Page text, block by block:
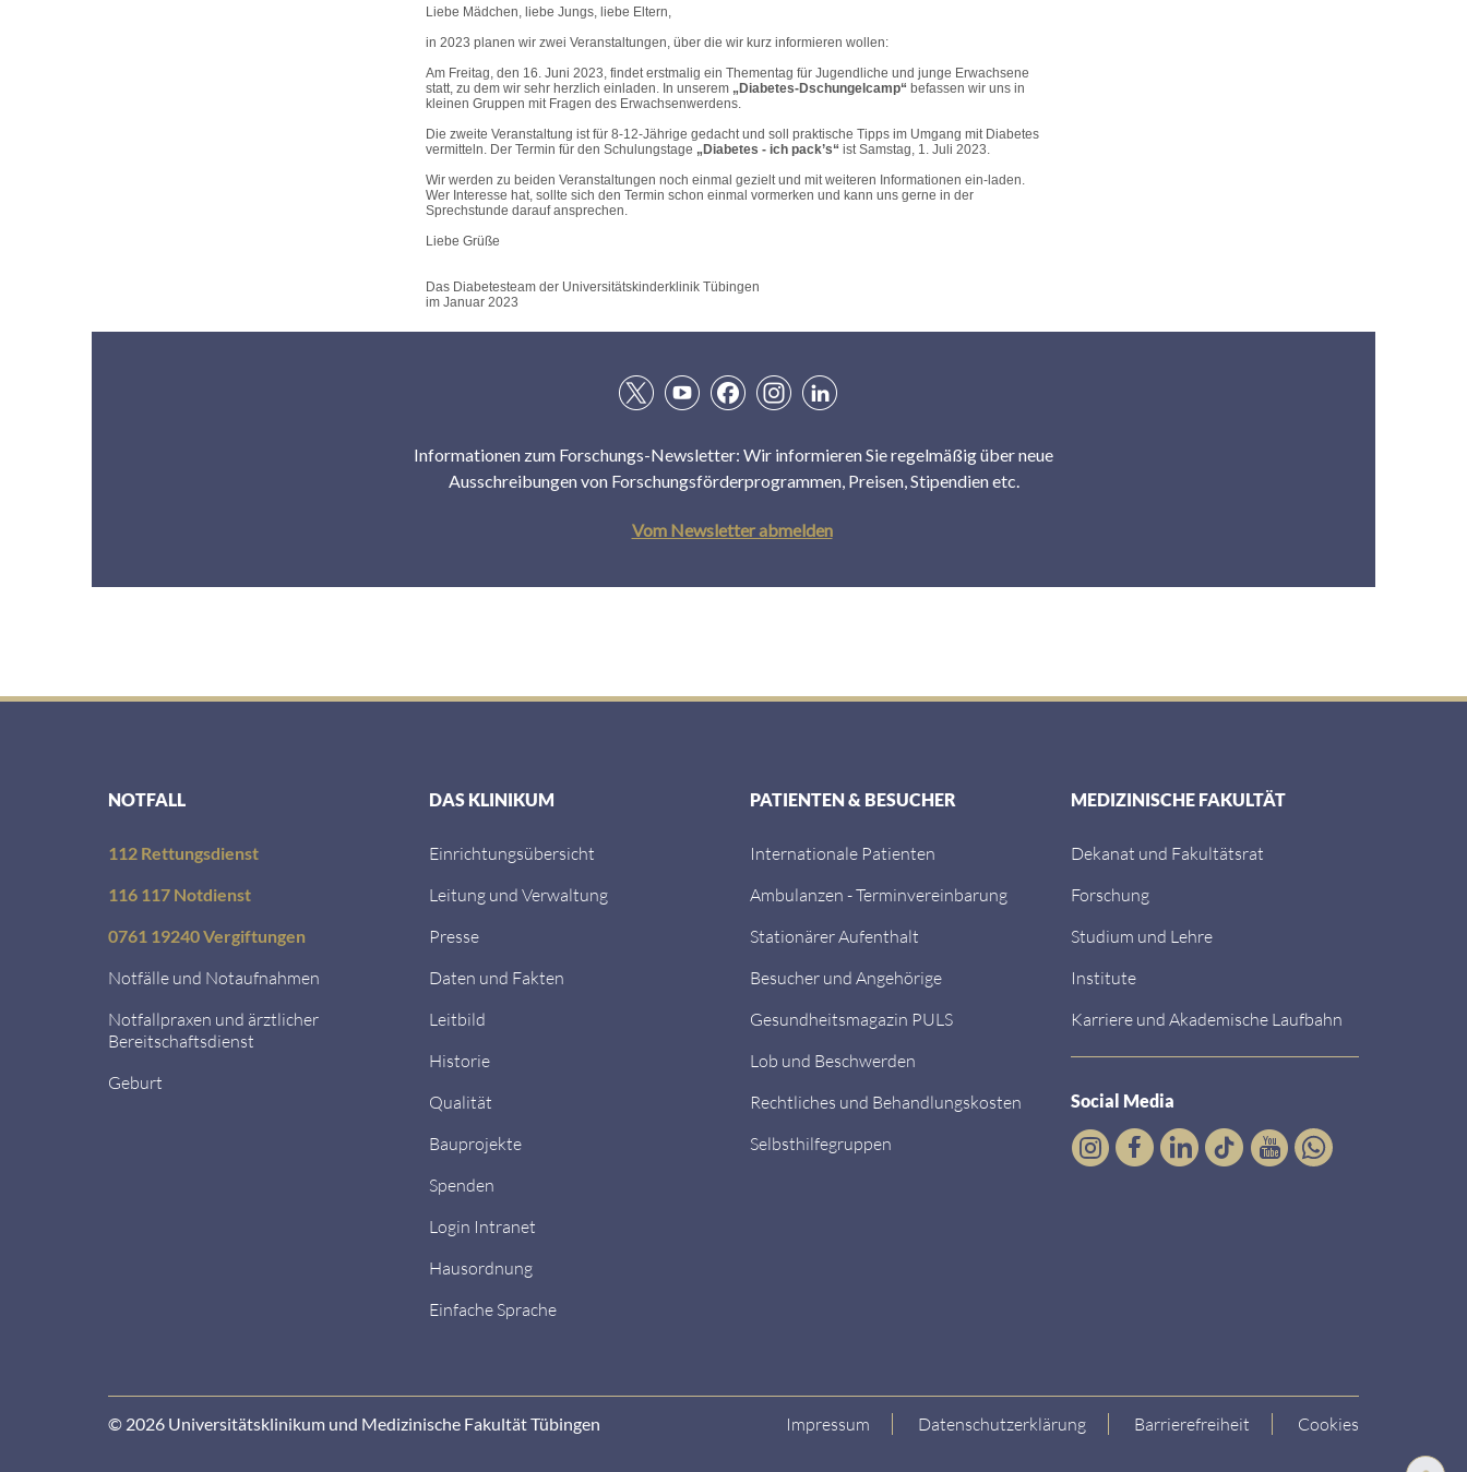
Nach
NOTFALL
112 Rettungsdienst
116 117 Notdienst
0761 19240 Vergiftungen
Notfälle und Notaufnahmen
Notfallpraxen und ärztlicher
Bereitschaftsdienst
Geburt
DAS KLINIKUM
Einrichtungsübersicht
Leitung und Verwaltung
Presse
Daten und Fakten
Leitbild
Historie
Qualität
Bauprojekte
Spenden
Login Intranet
Hausordnung
Einfache Sprache
PATIENTEN & BESUCHER
Internationale Patienten
Ambulanzen - Terminvereinbarung
Stationärer Aufenthalt
Besucher und Angehörige
Gesundheitsmagazin PULS
Lob und Beschwerden
Rechtliches und Behandlungskosten
Selbsthilfegruppen
MEDIZINISCHE FAKULTÄT
Dekanat und Fakultätsrat
Forschung
Studium und Lehre
Institute
Karriere und Akademische Laufbahn
Social Media
© 2026 Universitätsklinikum und Medizinische Fakultät Tübingen Impressum Datenschutzerklärung Barrierefreiheit Cookies